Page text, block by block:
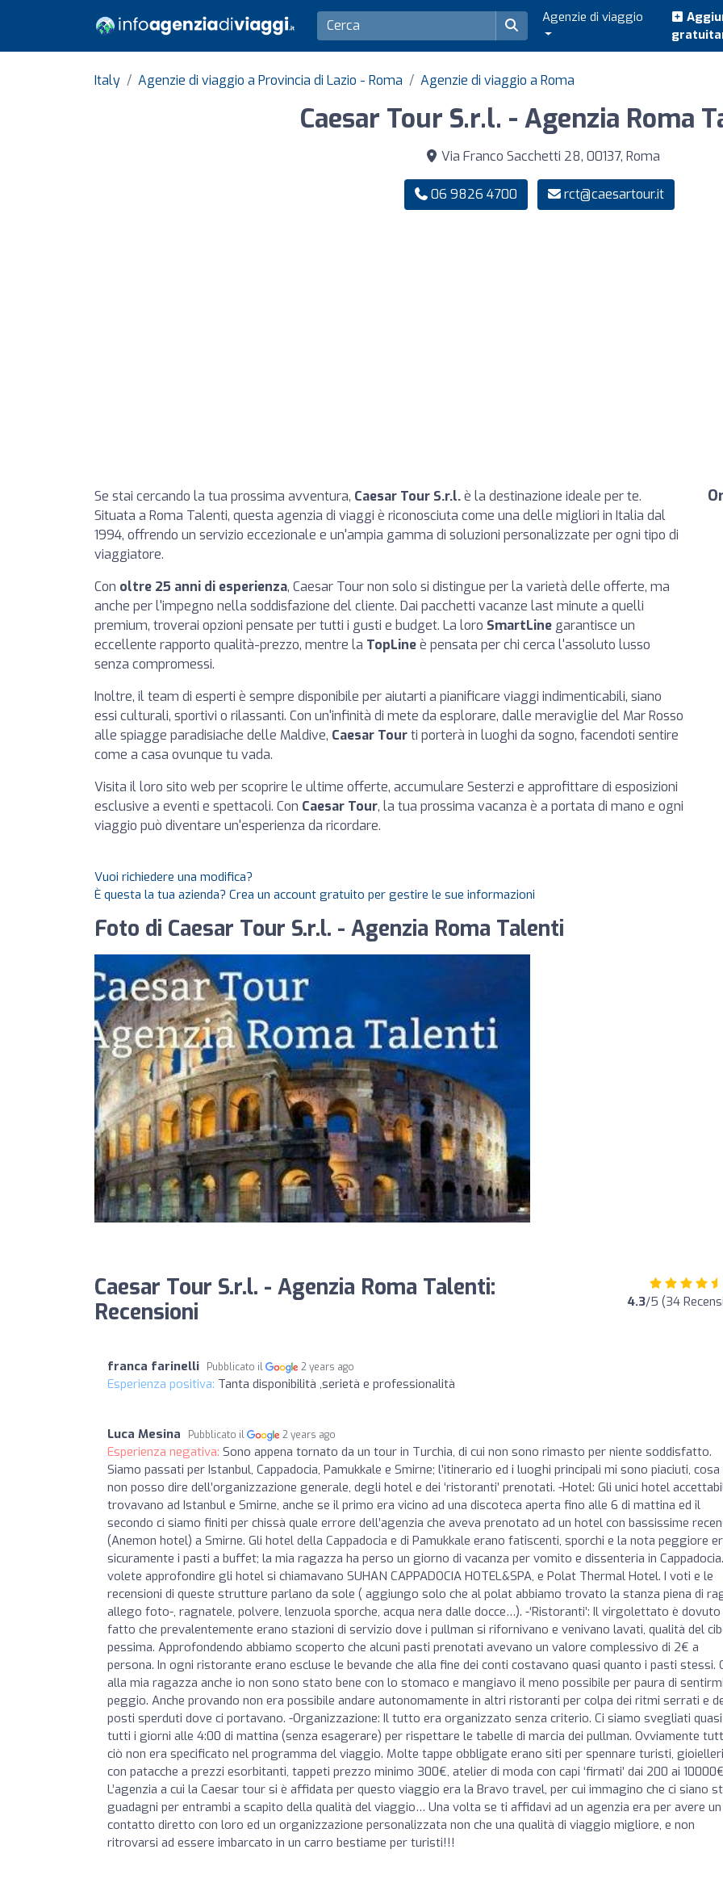
Agenzie di viaggio
Italy Agenzie di viaggio a Provincia di Lazio - Roma Agenzie di viaggio a Roma
Caesar Tour S.r.l. - Agenzia Roma
Via Franco Sacchetti 28, 00137, Roma
06 9826 4700 rct@caesartour.it
Se stai cercando la tua prossima avventura, Caesar Tour S.r.l.è la destinazione ideale per te.
Situata a Roma Talenti, questa agenzia di viaggi è riconosciuta come una delle migliori in Italia dal
1994, offrendo un servizio eccezionale e un'ampia gamma di soluzioni personalizzate per ogni tipo di
viaggiatore.
Con oltre 25 anni di esperienza, Caesar Tour non solo si distingue per la varietà delle offerte, ma
anche per l'impegno nella soddisfazione del cliente. Dai pacchetti vacanze last minute a quelli
premium, troverai opzioni pensate per tutti i gusti e budget. La loro SmartLine garantisce un
eccellente rapporto qualità-prezzo, mentre la TopLineè pensata per chi cerca l'assoluto lusso
senza compromessi.
Inoltre, il team di esperti è sempre disponibile per aiutarti a pianificare viaggi indimenticabili, siano
essi culturali, sportivi o rilassanti. Con un'infinità di mete da esplorare, dalle meraviglie del Mar Rosso
alle spiagge paradisiache delle Maldive, Caesar Tourti porterà in luoghi da sogno, facendoti sentire
come a casa ovunque tu vada.
Visita il loro sito web per scoprire le ultime offerte, accumulare Sesterzi e approfittare di esposizioni
esclusive a eventi e spettacoli. Con Caesar Tour, la tua prossima vacanza è a portata di mano e ogni
viaggio può diventare un'esperienza da ricordare.
Vuoi richiedere una modifica?
È questa la tua azienda? Crea un account gratuito per gestire le sue informazioni
Foto di Caesar Tour S.r.l. - Agenzia Roma Talenti
Caesar Tour S.r.l. - Agenzia Roma Talenti:
Recensioni
4.3/5 (34
franca farinelli Pubblicato il 2 years ago
Esperienza positiva: Tanta disponibilità ,serietà e professionalità
Luca Mesina Pubblicato il 2 years ago
Esperienza negativa: Sono appena tornato da un tour in Turchia, di cui non sono rimasto per niente soddisfatto.
Siamo passati per Istanbul, Cappadocia, Pamukkale e Smirne; l’itinerario ed i luoghi principali mi sono piaciuti, cosa
non posso dire dell’organizzazione generale, degli hotel e dei ‘ristoranti’ prenotati. -Hotel: Gli unici hotel
trovavano ad Istanbul e Smirne, anche se il primo era vicino ad una discoteca aperta fino alle 6 di mattina ed il
secondo ci siamo finiti per chissà quale errore dell’agenzia che aveva prenotato ad un hotel con bassissime
(Anemon hotel) a Smirne. Gli hotel della Cappadocia e di Pamukkale erano fatiscenti, sporchi e la nota peggiore
sicuramente i pasti a buffet; la mia ragazza ha perso un giorno di vacanza per vomito e dissenteria in
volete approfondire gli hotel si chiamavano SUHAN CAPPADOCIA HOTEL&SPA, e Polat Thermal Hotel. I voti e le
recensioni di queste strutture parlano da sole ( aggiungo solo che al polat abbiamo trovato la stanza piena di
allego foto-, ragnatele, polvere, lenzuola sporche, acqua nera dalle docce…). -‘Ristoranti’: Il virgolettato è
fatto che prevalentemente erano stazioni di servizio dove i pullman si rifornivano e venivano lavati, qualità del
pessima. Approfondendo abbiamo scoperto che alcuni pasti prenotati avevano un valore complessivo di 2€ a
persona. In ogni ristorante erano escluse le bevande che alla fine dei conti costavano quasi quanto i pasti stessi.
alla mia ragazza anche io non sono stato bene con lo stomaco e mangiavo il meno possibile per paura di
peggio. Anche provando non era possibile andare autonomamente in altri ristoranti per colpa dei ritmi serrati e
posti sperduti dove ci portavano. -Organizzazione: Il tutto era organizzato senza criterio. Ci siamo svegliati quasi
tutti i giorni alle 4:00 di mattina (senza esagerare) per rispettare le tabelle di marcia dei pullman. Ovviamente
ciò non era specificato nel programma del viaggio. Molte tappe obbligate erano siti per spennare turisti,
con patacche a prezzi esorbitanti, tappeti prezzo minimo 300€, atelier di moda con capi ‘firmati’ dai 200 ai
L’agenzia a cui la Caesar tour si è affidata per questo viaggio era la Bravo travel, per cui immagino che ci siano
guadagni per entrambi a scapito della qualità del viaggio… Una volta se ti affidavi ad un agenzia era per avere un
contatto diretto con loro ed un organizzazione personalizzata non che una qualità di viaggio migliore, e non
ritrovarsi ad essere imbarcato in un carro bestiame per turisti!!!